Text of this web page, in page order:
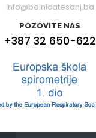
info@bolnicatesanj.ba
POZOVITE NAS
+387 32 650-622